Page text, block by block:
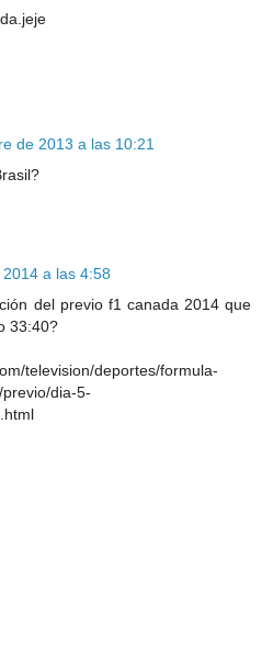
de 2013 a las 10:21
a las 4:58
del previo f1 canada 2014 que
33:40?
television/deportes/formula-
dia-5-